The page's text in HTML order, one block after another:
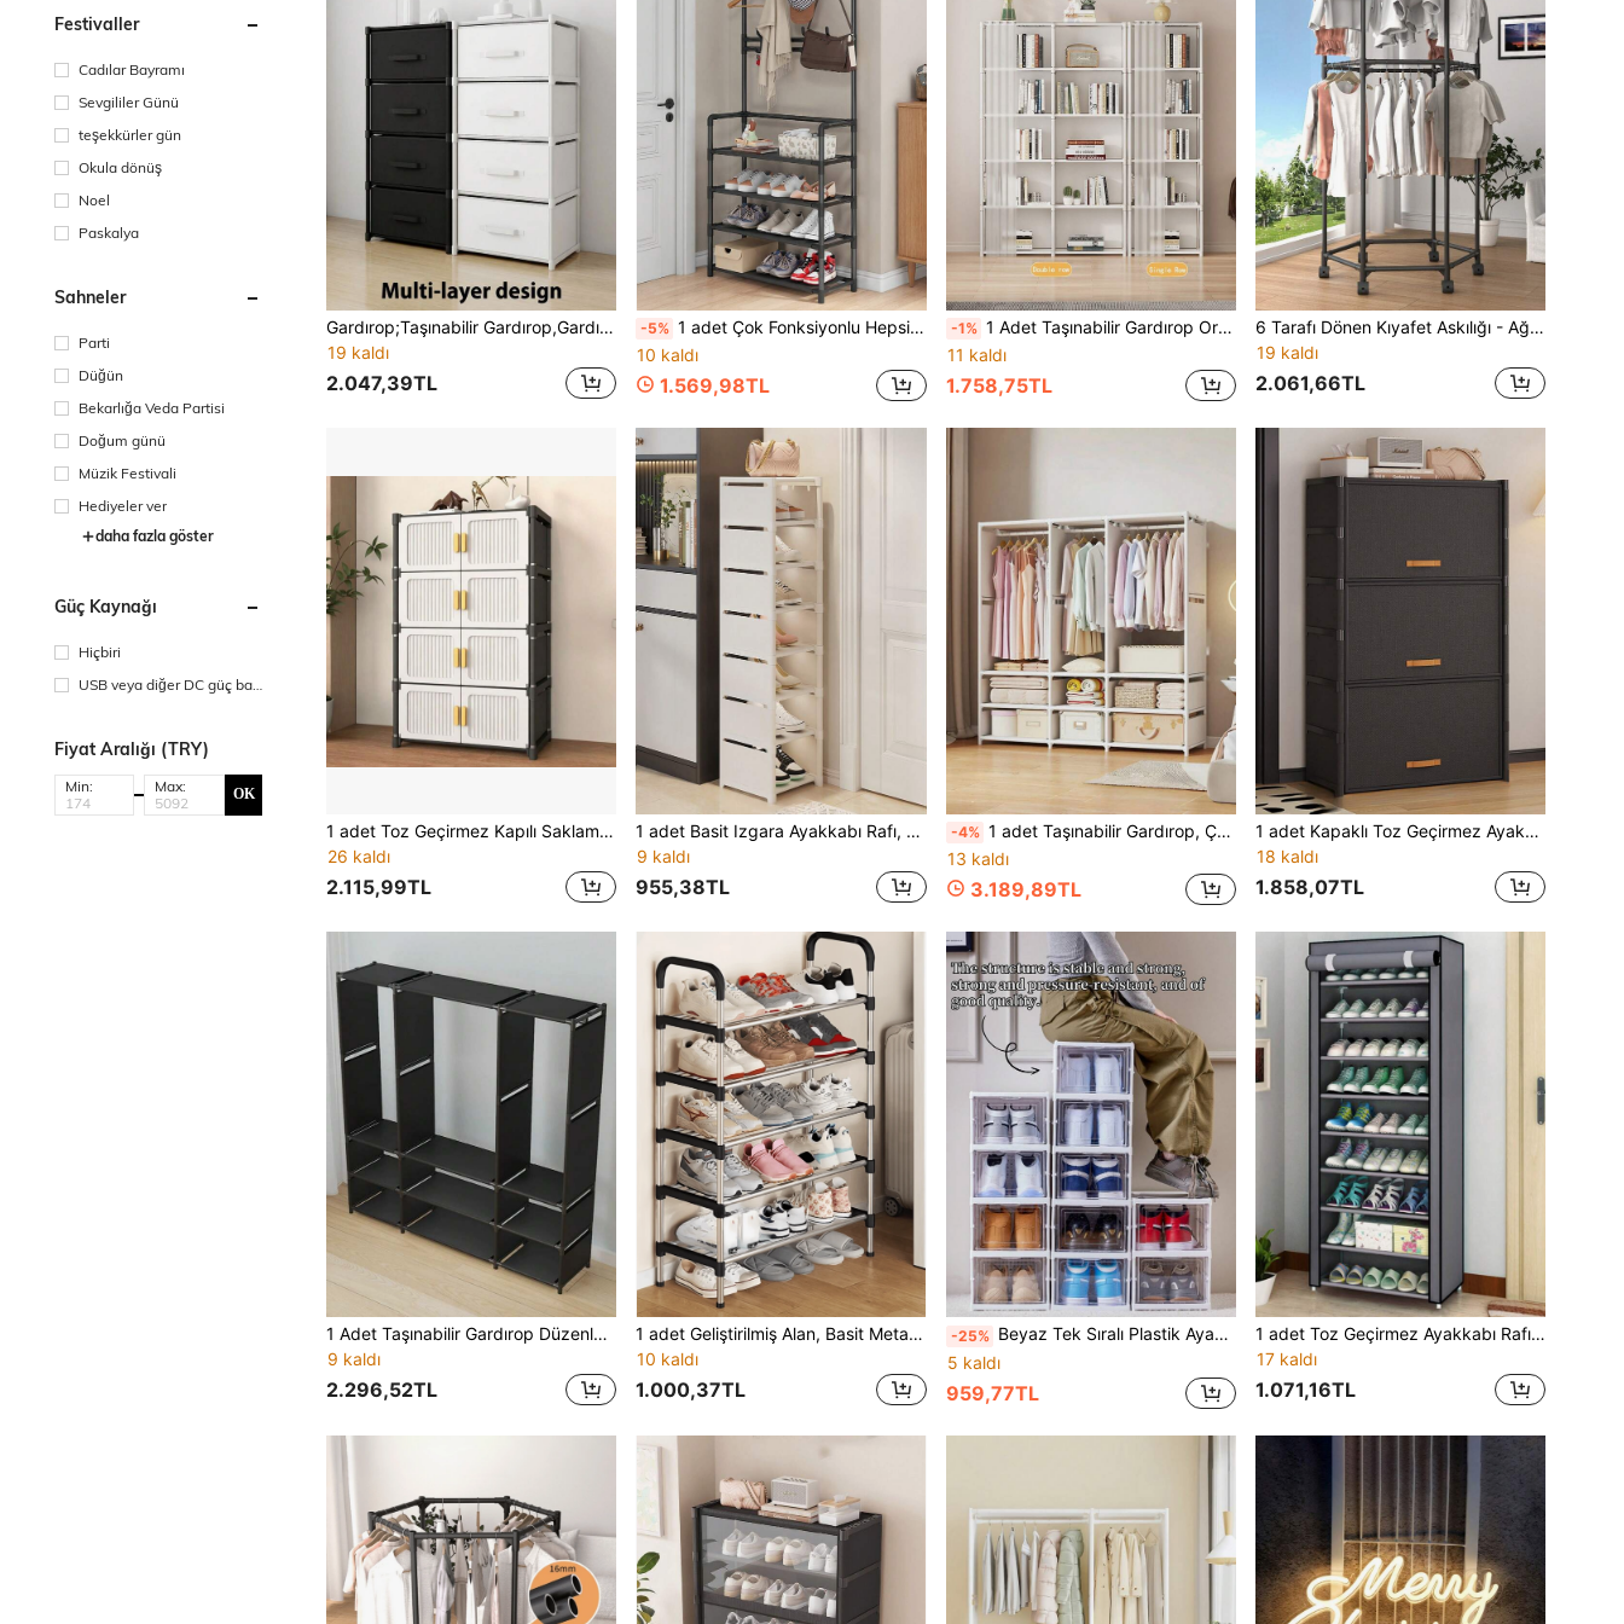
Festivaller
Cadılar Bayramı
Sevgililer Günü
teşekkürler gün
Okula dönüş
Noel
Paskalya
Sahneler
Parti
Düğün
Bekarlığa Veda Partisi
Doğum günü
Müzik Festivali
Hediyeler ver
daha fazla göster
Güç Kaynağı
Hiçbiri
USB veya diğer DC güç bağ
Fiyat Aralığı (TRY)
Min: Max: OK
Gardırop;Taşınabilir Gardırop,Gardırop Düzenleyici,Sonbahar Dekorasyonu Ev Çok Fonksiyonlu,Küçük ve Orta Boy,Çekmeceli Küp Depolama Dolabı,Toz Geçirmez Gardırop,Depolama Rafı,Ayakkabı Rafı,Ayakkabı Dolabı,Ayaklı Sergileme,Kolay Montaj,Yerde Duran Depolama Rafı,Kitap Depolama Dolabı,Yatak Odası Oturma Odası Ev,İç Mekan Depolama İçin Uygun,Yatak Odası,Mutfak,Oturma Odası,Çalışma Odası,Ofis Depolama,Tatil Depolama,Tatil Hediyesi,Noel Hediyesi
19 kaldı
2.047,39TL
-5% 1 adet Çok Fonksiyonlu Hepsi Bir Arada Portmanto, Ayakkabı Rafı, Saklama Rafı, Taşınabilir ve Kolay Montajlı, Oturma Odası, Giriş Holü, Yatak Odası, Çalışma Odası, Ofis İçin Uygun, Tatil Hediyeleri, Noel Hediyeleri, Çocuk Hediyeleri İçin Harika Bir Seçenek
10 kaldı
1.569,98TL
-1% 1 Adet Taşınabilir Gardırop Organizer, Sonbahar Dekorlu Çok Fonksiyonlu Ev Depolama Rafı, Küçük-Orta Boy Küp Kitaplık, 31.5 İnç/15.7 İnç Genişliğinde, Ayaklı Sergileme Rafı, Kolay Kurulum, Perdeli Kitap Depolama Dolabı, Yatak Odası, Oturma Odası, Mutfak, Çalışma Odası ve Ofis İçin İç Mekan Depolama, Tatil Depolama, Tatil Hediyesi, Noel Hediyesi
11 kaldı
1.758,75TL
6 Tarafı Dönen Kıyafet Askılığı - Ağır Hizmet Tipi Altıgen Kazak Kurutma Askısı, 360° Tekerlekli, 16 mm Kalınlaştırılmış Metal Boru, Çamaşır Odası, Yatak Odası ve Balkon İçin Taşınabilir Giysi Sergileme Standı (Siyah/Beyaz)
19 kaldı
2.061,66TL
1 adet Toz Geçirmez Kapılı Saklama Dolabı, Gardırop, Ayakkabı Dolabı, Kitaplık, Çekmeceli, Alan Tasarrufu Sağlar, Sağlam, Şık, Kolay Monte Edilip Sökülebilir, Taşınabilir, Oturma Odası, Yatak Odası, Giriş, Ofis, Ev İçin Uygun, Çok Katlı Depolama, Tatil Hediyesi, Noel Hediyesi, Çocuk Hediyesi
26 kaldı
2.115,99TL
1 adet Basit Izgara Ayakkabı Rafı, Montaj Gerektirmez, Alan Tasarrufu Sağlar, Minimalist, Toz Geçirmez, Sağlam, Şık, Kolay Sökülüp Takılabilir, Taşınabilir, Oturma Odası, Yatak Odası, Giriş, Ofis, Ev İçin Uygundur, Çok Katlı Depolama, Tatil Hediyesi, Çocuk Hediyesi
9 kaldı
955,38TL
-4% 1 adet Taşınabilir Gardırop, Çok Fonksiyonlu Şık Gardırop, Toz Geçirmez, Bağımsız Ekran, Zemine Monte Edilebilir Saklama Rafı, Saklama Dolabı, Yatak Odası, Oturma Odası, Ev Kullanımı, Tatil Hediyesi, Noel Hediyesi, Armağan
13 kaldı
3.189,89TL
1 adet Kapaklı Toz Geçirmez Ayakkabı Rafı, Depolama Rafı, Yerden Tasarruf Sağlayan, Sağlam ve Şık, Kolay Montaj ve Sökülme, Taşınabilir, Oturma Odası, Yatak Odası, Giriş Holü, Ofis, Ev İçin Uygun, Çok Katlı Depolama, Tatil Hediyesi, Sevgililer Günü Hediyesi, Çocuk Hediyesi
18 kaldı
1.858,07TL
1 Adet Taşınabilir Gardırop Düzenleyici, Çok Fonksiyonlu Moda Dolabı, Toz Geçirmez, Ayaklı Sergileme, Yer Montajlı Depolama Rafı, Depolama Dolabı, Yatak Odası Oturma Odası Ev, Tatil Hediyesi, Noel Hediyesi, Çocuk Hediyesi
9 kaldı
2.296,52TL
1 adet Geliştirilmiş Alan, Basit Metal Ayakkabı Rafı, Ayakkabı Saklama Rafı, Minimalist, Sağlam, Şık, Kolay Sökülüp Takılabilir, Taşınabilir, Oturma Odası, Yatak Odası, Giriş Holü, Ofis, Ev İçin Uygun, Çok Katlı Depolama, Tatil Hediyesi
10 kaldı
1.000,37TL
-25% Beyaz Tek Sıralı Plastik Ayakkabı Kutusu, Ayrılabilir ve Katlanabilir Ayakkabı Dolabı, Serbestçe Kombinlenebilir. Oturma Odası, Çalışma Odası, Yatak Odası ve Yurt Odası İçin Uygun. İdeal Depolama ve Noel Oda Dekorasyonu Tatil Hediyesi, Noel Hediyesi Olarak Mükemmel.
5 kaldı
959,77TL
1 adet Toz Geçirmez Ayakkabı Rafı, Depolama Rafı, Yerden Tasarruf Sağlayan, Sağlam, Şık, Kolay Montaj/Demontaj, Taşınabilir, Oturma Odası, Yatak Odası, Giriş, Ofis, Ev İçin Uygun, Çok Katlı Depolama, Tatil/Noel Hediyesi
17 kaldı
1.071,16TL